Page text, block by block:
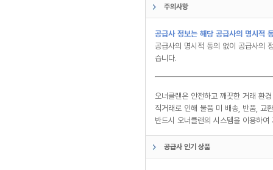
주의사항
공급사 정보는 해당 공급사의 명시적
공급사의 명시적 동의 없이 공급사의
습니다.
오너클랜은 안전하고 깨끗한 거래 환
직거래로 인해 물품 미 배송, 반품, 교
반드시 오너클랜의 시스템을 이용하
공급사 인기 상품